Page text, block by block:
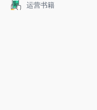
运营书籍